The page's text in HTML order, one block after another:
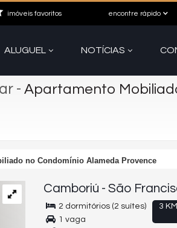
encontre rápido
imóveis favoritos
ALUGUEL NOTÍCIAS
- Apartamento
no Condomínio Alameda Provence
Camboriú - São
3
2 dormitórios (2 suítes)
1 vaga